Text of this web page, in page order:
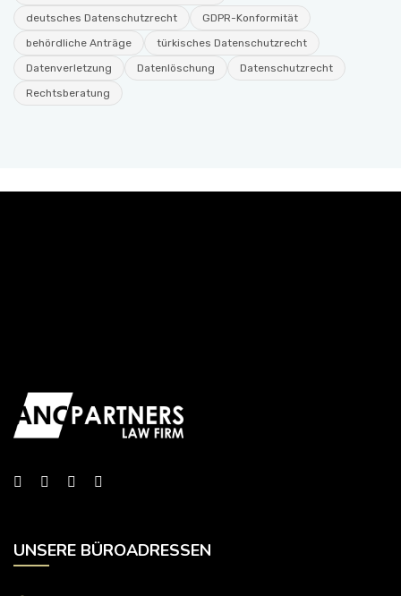
deutsches Datenschutzrecht
GDPR-Konformität
behördliche Anträge
türkisches Datenschutzrecht
Datenverletzung
Datenlöschung
Datenschutzrecht
Rechtsberatung
UNSERE BÜROADRESSEN